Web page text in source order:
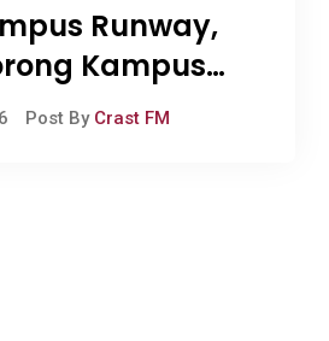
Runway,
Kampus
Ekspresi
Post By Crast FM